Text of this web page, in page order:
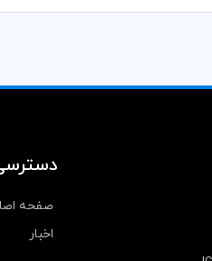
صفحه
اخبار